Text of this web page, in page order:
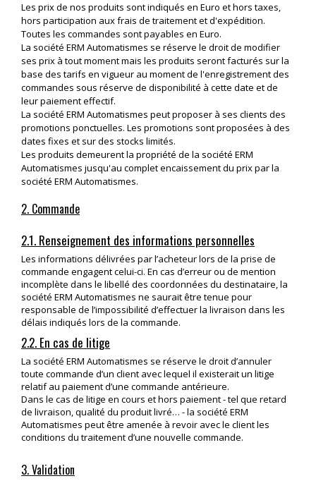
Les prix de nos produits sont indiqués en Euro et hors taxes,
hors participation aux frais de traitement et d'expédition.
Toutes les commandes sont payables en Euro.
La société ERM Automatismes se réserve le droit de modifier
ses prix à tout moment mais les produits seront facturés sur la
base des tarifs en vigueur au moment de l'enregistrement des
commandes sous réserve de disponibilité à cette date et de
leur paiement effectif.
La société ERM Automatismes peut proposer à ses clients des
promotions ponctuelles. Les promotions sont proposées à des
dates fixes et sur des stocks limités.
Les produits demeurent la propriété de la société ERM
Automatismes jusqu'au complet encaissement du prix par la
société ERM Automatismes.
2. Commande
2.1. Renseignement des informations personnelles
Les informations délivrées par l’acheteur lors de la prise de
commande engagent celui-ci. En cas d’erreur ou de mention
incomplète dans le libellé des coordonnées du destinataire, la
société ERM Automatismes ne saurait être tenue pour
responsable de l’impossibilité d’effectuer la livraison dans les
délais indiqués lors de la commande.
2.2. En cas de litige
La société ERM Automatismes se réserve le droit d’annuler
toute commande d’un client avec lequel il existerait un litige
relatif au paiement d’une commande antérieure.
Dans le cas de litige en cours et hors paiement - tel que retard
de livraison, qualité du produit livré… - la société ERM
Automatismes peut être amenée à revoir avec le client les
conditions du traitement d’une nouvelle commande.
3. Validation